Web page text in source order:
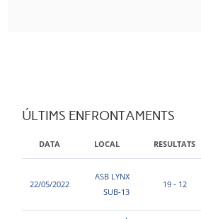
ÚLTIMS ENFRONTAMENTS
DATA LOCAL RESULTATS
22/05/2022
ASB LYNX
SUB-13
19 - 12